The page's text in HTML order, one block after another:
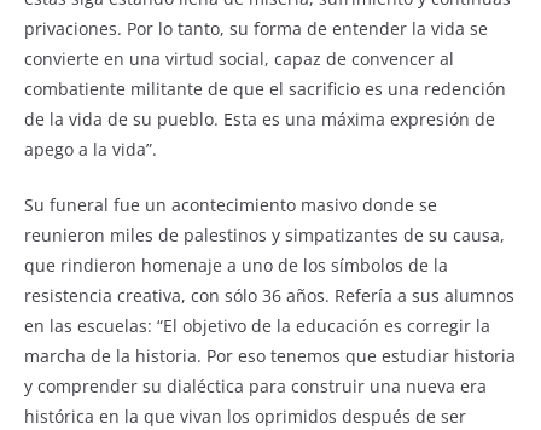
privaciones. Por lo tanto, su forma de entender la vida se
convierte en una virtud social, capaz de convencer al
combatiente militante de que el sacrificio es una redención
de la vida de su pueblo. Esta es una máxima expresión de
apego a la vida”.
Su funeral fue un acontecimiento masivo donde se
reunieron miles de palestinos y simpatizantes de su causa,
que rindieron homenaje a uno de los símbolos de la
resistencia creativa, con sólo 36 años. Refería a sus alumnos
en las escuelas: “El objetivo de la educación es corregir la
marcha de la historia. Por eso tenemos que estudiar historia
y comprender su dialéctica para construir una nueva era
histórica en la que vivan los oprimidos después de ser